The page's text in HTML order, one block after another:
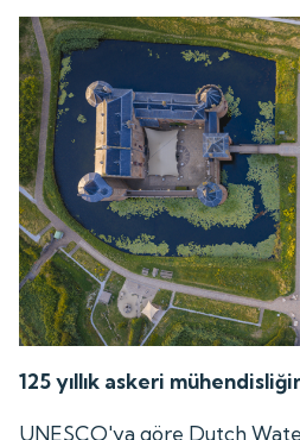
125 yıllık askeri
UNESCO'ya göre Dutch